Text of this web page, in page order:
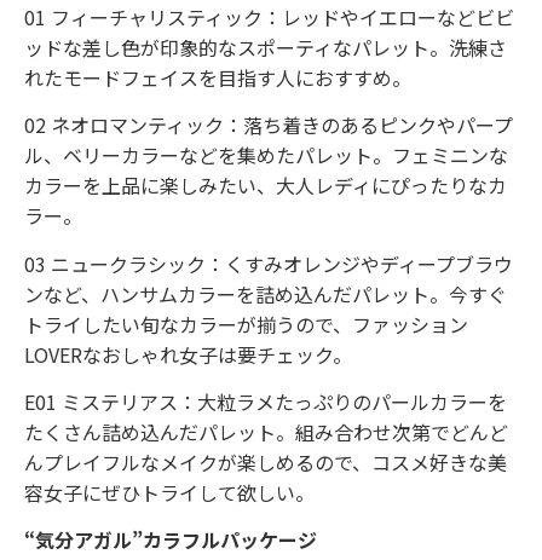
01 フィーチャリスティック：レッドやイエローなどビビ
ッドな差し色が印象的なスポーティなパレット。洗練さ
れたモードフェイスを目指す人におすすめ。
02 ネオロマンティック：落ち着きのあるピンクやパープ
ル、ベリーカラーなどを集めたパレット。フェミニンな
カラーを上品に楽しみたい、大人レディにぴったりなカ
ラー。
03 ニュークラシック：くすみオレンジやディープブラウ
ンなど、ハンサムカラーを詰め込んだパレット。今すぐ
トライしたい旬なカラーが揃うので、ファッション
LOVERなおしゃれ女子は要チェック。
E01 ミステリアス：大粒ラメたっぷりのパールカラーを
たくさん詰め込んだパレット。組み合わせ次第でどんど
んプレイフルなメイクが楽しめるので、コスメ好きな美
容女子にぜひトライして欲しい。
“気分アガル”カラフルパッケージ